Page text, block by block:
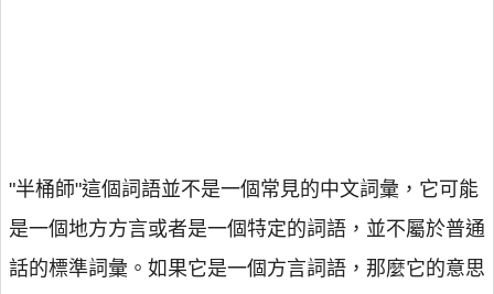
"半桶師"這個詞語並不是一個常見的中文詞彙，它可能
是一個地方方言或者是一個特定的詞語，並不屬於普通
話的標準詞彙。如果它是一個方言詞語，那麼它的意思